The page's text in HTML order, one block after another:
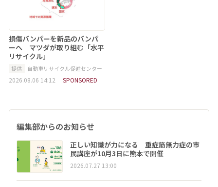
損傷バンパーを新品のバンパ
ーへ マツダが取り組む「水平
リサイクル」
提供 自動車リサイクル促進センター
2026.08.06 14:12 SPONSORED
編集部からのお知らせ
正しい知識が力になる 重症筋無力症の市
民講座が10月3日に熊本で開催
2026.07.27 13:00